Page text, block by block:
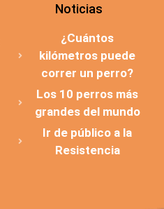
Noticias
¿Cuántos
kilómetros puede
correr un perro?
Los 10 perros más
grandes del mundo
Ir de público a la
Resistencia